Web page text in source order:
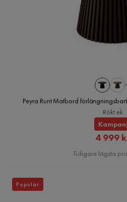
Peyra Runt Matbord
Rökt ek
Kampanj
Pris
4 999
Tidigare lägsta
Populär